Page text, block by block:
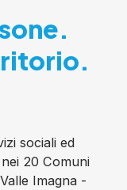
sociali ed
20 Comuni
Imagna -